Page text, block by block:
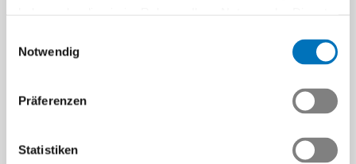
Notwendig
Präferenzen
Statistiken
11. F+E-Konferenz:
kompakt und praxisnah!
für Mitglieder